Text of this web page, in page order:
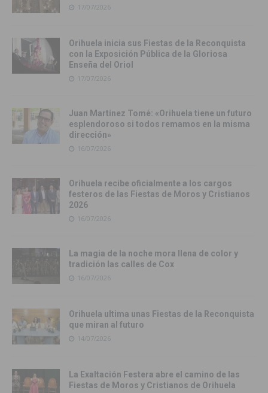
17/07/2026
Orihuela inicia sus Fiestas de la Reconquista
con la Exposición Pública de la Gloriosa
Enseña del Oriol
17/07/2026
Juan Martínez Tomé: «Orihuela tiene un futuro
esplendoroso si todos remamos en la misma
dirección»
16/07/2026
Orihuela recibe oficialmente a los cargos
festeros de las Fiestas de Moros y Cristianos
2026
16/07/2026
La magia de la noche mora llena de color y
tradición las calles de Cox
16/07/2026
Orihuela ultima unas Fiestas de la Reconquista
que miran al futuro
14/07/2026
La Exaltación Festera abre el camino de las
Fiestas de Moros y Cristianos de Orihuela